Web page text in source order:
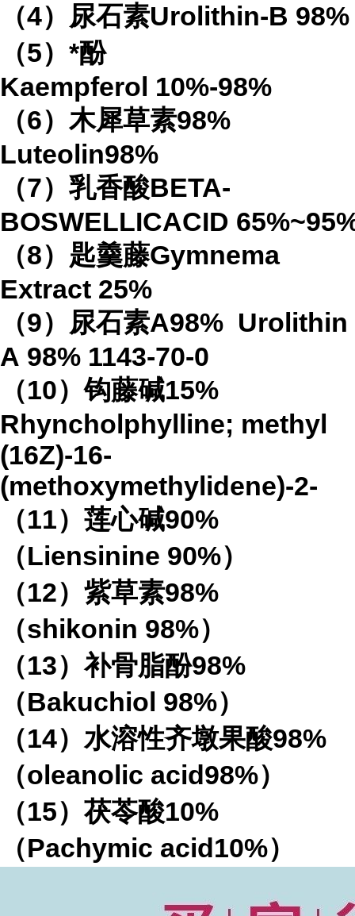
（4） 尿石素Urolithin-B 98%
（5）*酚
Kaempferol 10%-98%
（6）木犀草素98%
Luteolin98%
（7）乳香酸BETA-
BOSWELLICACID 65%
（8）匙羹藤Gymnema
Extract 25%
（9）尿石素A98% Urolithin
A 98% 1143-70-0
（10）钩藤碱15%
Rhyncholphylline; methyl
(16Z)-16-
(methoxymethylidene)-2-
（11）莲心碱90%
（Liensinine 90%）
（12）紫草素98%
（shikonin 98%）
（13）补骨脂酚98%
（Bakuchiol 98%）
（14）水溶性齐墩果酸98%
（oleanolic acid98%）
（15）茯苓酸10%
（Pachymic acid10%）